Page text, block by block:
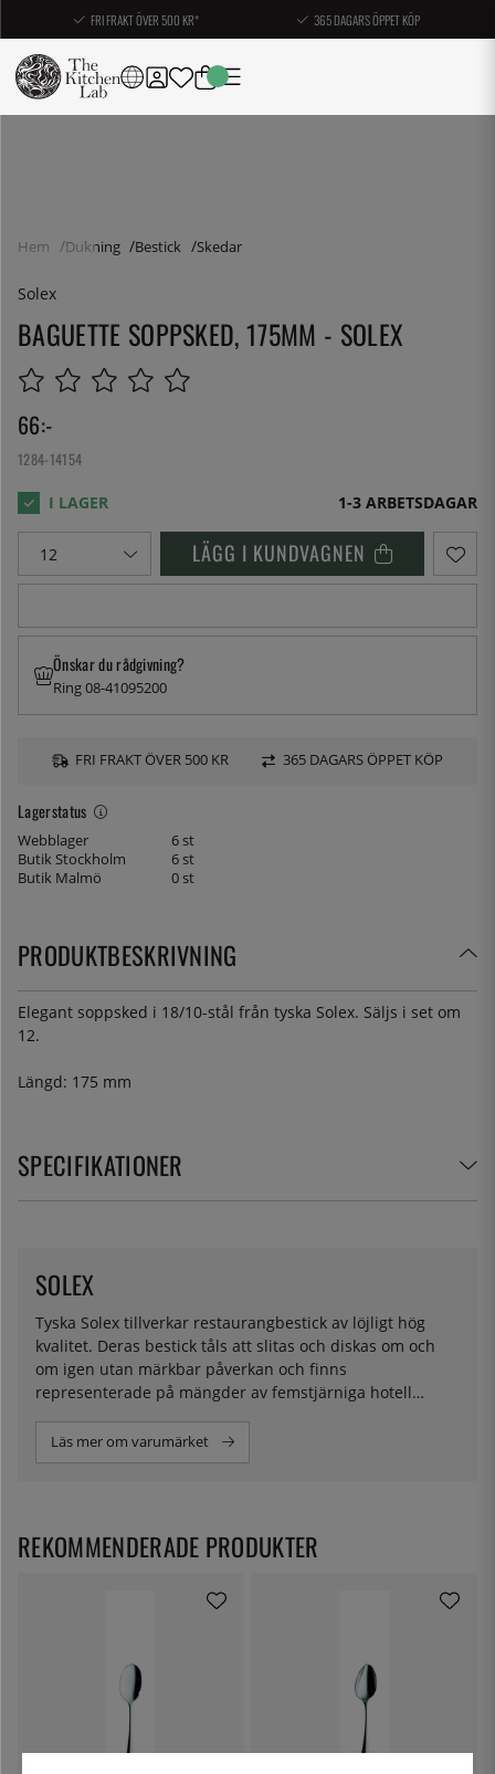
FRI FRAKT ÖVER 500 KR* 365 DAGARS ÖPPET KÖP
Hem Dukning Bestick Skedar
Solex
BAGUETTE SOPPSKED, 175MM - SOLEX
66:-
1284-14154
1-3 ARBETSDAGAR
LÄGG I KUNDVAGNEN
Lagerstatus
Webblager
6 st
Butik Stockholm
6 st
Butik Malmö
0 st
Önskar du rådgivning?
Ring 08-41095200
FRI FRAKT ÖVER 500 KR 365 DAGARS ÖPPET KÖP
PRODUKTBESKRIVNING
Elegant soppsked i 18/10-stål från tyska Solex. Säljs i set om
12.
Längd: 175 mm
SPECIFIKATIONER
Tyska Solex tillverkar restaurangbestick av löjligt hög
kvalitet. Deras bestick tåls att slitas och diskas om och
om igen utan märkbar påverkan och finns
representerade på mängder av femstjärniga hotell
SOLEX
Läs mer om varumärket
REKOMMENDERADE PRODUKTER